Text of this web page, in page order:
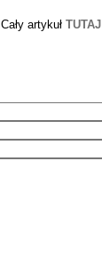
Cały artykuł TUTAJ